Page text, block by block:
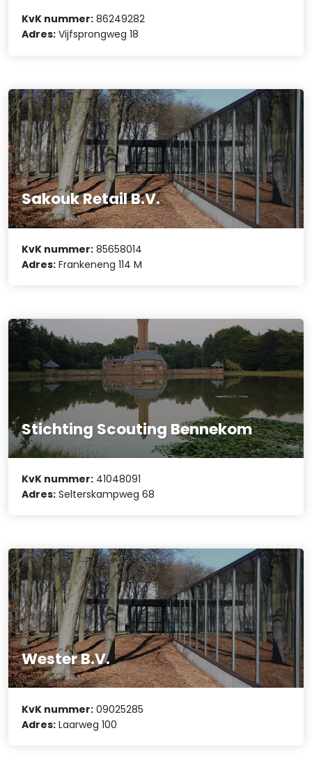
KvK nummer: 86249282
Adres: Vijfsprongweg 18
Sakouk Retail B.V.
KvK nummer: 85658014
Adres: Frankeneng 114 M
Stichting Scouting Bennekom
KvK nummer: 41048091
Adres: Selterskampweg 68
Wester B.V.
KvK nummer: 09025285
Adres: Laarweg 100